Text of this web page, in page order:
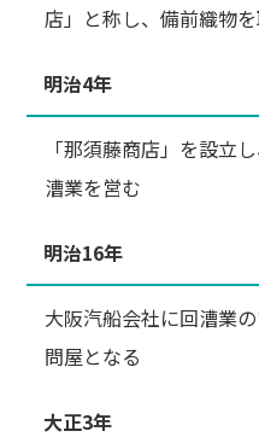
店」と称し、備前織物
明治4年
「那須藤商店」を設立
漕業を営む
明治16年
大阪汽船会社に回漕業
問屋となる
大正3年